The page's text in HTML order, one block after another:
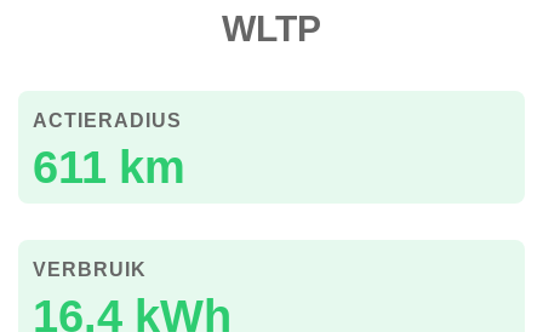
WLTP
611 km
ACTIERADIUS
16.4 kWh
VERBRUIK